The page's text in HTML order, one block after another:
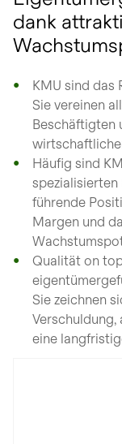
dank
KMU sind das
Sie vereinen
Beschäftigten
Häufig sind
spezialisierten
führende
Margen und
Qualität on
Sie zeichnen
eine